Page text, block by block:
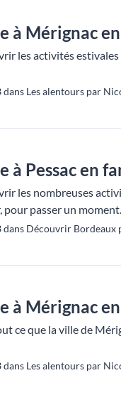
à Mérignac
les activités
Les alentours par
à Pessac en
les nombreuses
pour passer un
dans Découvrir Bordeaux
à Mérignac
ce que la ville de
Les alentours par